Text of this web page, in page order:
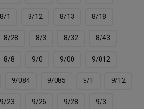
8/1 8/12 8/13 8/18
8/28 8/3 8/32 8/43
8/8 9/0 9/00 9/012
9/084 9/085 9/1 9/12
9/23 9/26 9/28 9/3